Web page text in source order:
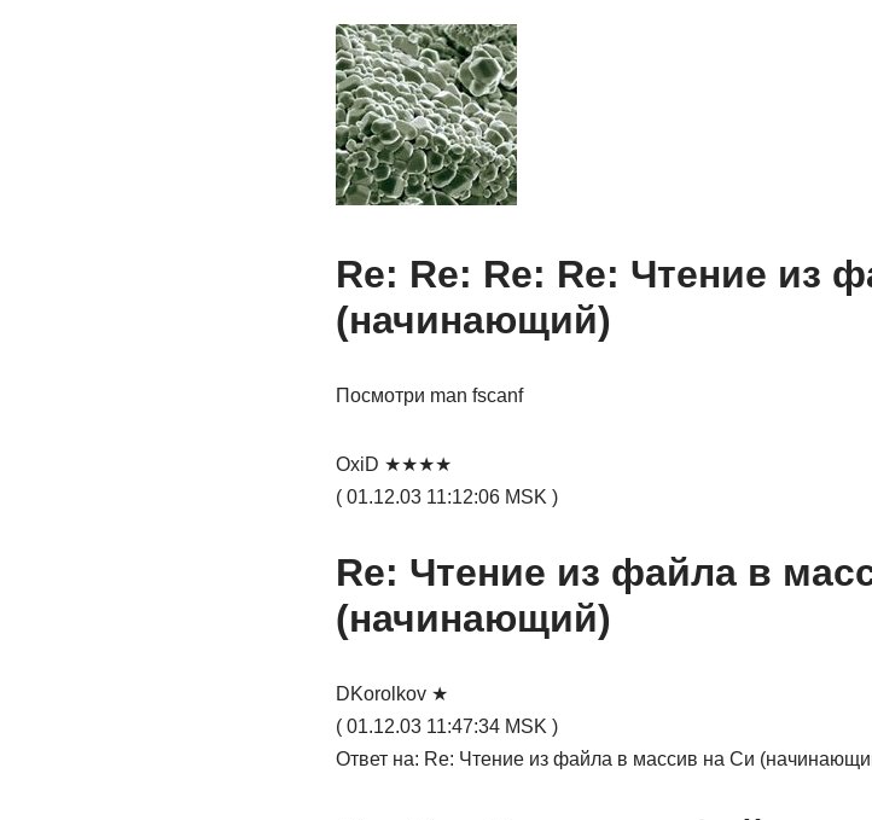
Re: Re: Re: Re: Чтение из
(начинающий)
Посмотри man fscanf
OxiD ★★★★
( 01.12.03 11:12:06 MSK )
Re: Чтение из файла в
(начинающий)
DKorolkov ★
( 01.12.03 11:47:34 MSK )
Ответ на: Re: Чтение из файла в массив на Си